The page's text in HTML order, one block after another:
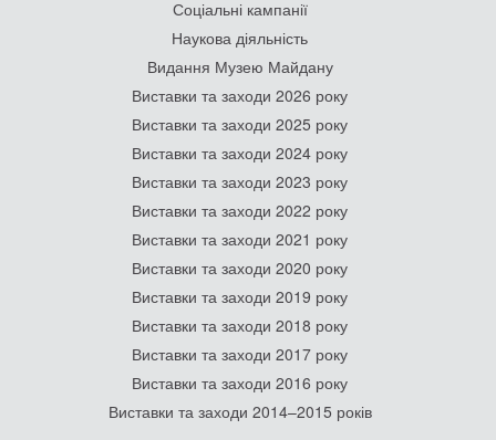
Соціальні кампанії
Наукова діяльність
Видання Музею Майдану
Виставки та заходи 2026 року
Виставки та заходи 2025 року
Виставки та заходи 2024 року
Виставки та заходи 2023 року
Виставки та заходи 2022 року
Виставки та заходи 2021 року
Виставки та заходи 2020 року
Виставки та заходи 2019 року
Виставки та заходи 2018 року
Виставки та заходи 2017 року
Виставки та заходи 2016 року
Виставки та заходи 2014–2015 років